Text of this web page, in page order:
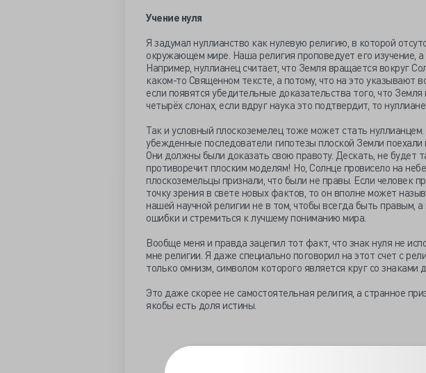
Учение нуля
Я задумал нуллианство как нулевую религию, в которой
окружающем мире. Наша религия проповедует его изучение, а
Например, нуллианец считает, что Земля вращается вокруг
каком-то Священном тексте, а потому, что на это указывают
если появятся убедительные доказательства того, что
четырёх слонах, если вдруг наука это подтвердит, то
Так и условный плоскоземелец тоже может стать
убежденные последователи гипотезы плоской Земли
Они должны были доказать свою правоту. Дескать, не будет
противоречит плоским моделям! Но, Солнце провисело на
плоскоземельцы признали, что были не правы. Если человек
точку зрения в свете новых фактов, то он вполне может
нашей научной религии не в том, чтобы всегда быть правым,
ошибки и стремиться к лучшему пониманию мира.
Вообще меня и правда зацепил тот факт, что знак нуля не
мне религии. Я даже специально поговорил на этот счет с
только омнизм, символом которого является круг со знаками
Это даже скорее не самостоятельная религия, а странное
якобы есть доля истины.